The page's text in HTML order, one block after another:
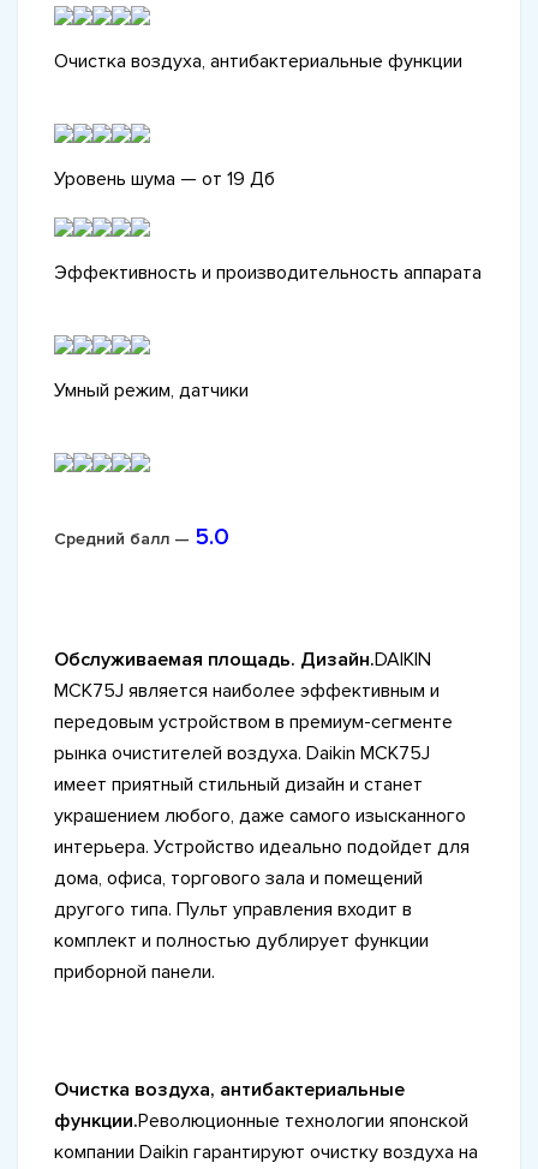
Очистка воздуха, антибактериальные функции
Уровень шума — от 19 Дб
Эффективность и производительность аппарата
Умный режим, датчики
Средний балл — 5.0
Обслуживаемая площадь. Дизайн.DAIKIN
MCK75J является наиболее эффективным и
передовым устройством в премиум-сегменте
рынка очистителей воздуха. Daikin MCK75J
имеет приятный стильный дизайн и станет
украшением любого, даже самого изысканного
интерьера. Устройство идеально подойдет для
дома, офиса, торгового зала и помещений
другого типа. Пульт управления входит в
комплект и полностью дублирует функции
приборной панели.
Очистка воздуха, антибактериальные
функции.Революционные технологии японской
компании Daikin гарантируют очистку воздуха на